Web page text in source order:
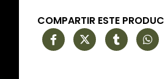
COMPARTIR ESTE